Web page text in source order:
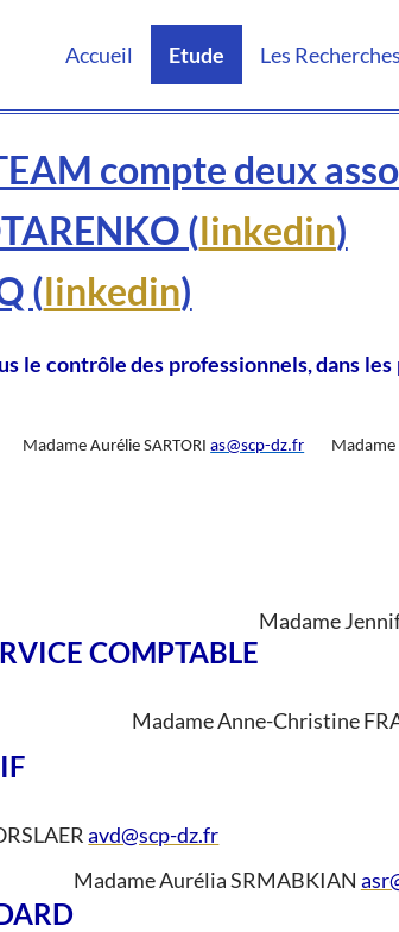
Accueil Etude Les Recherches
compte deux
(linkedin)
(linkedin)
le contrôle des professionnels, dans
Madame Aurélie SARTORIas@scp-dz.fr Madame
COMPTABLE
Madame
Madame Anne-Christine
avd@scp-dz.fr
Madame Aurélia SRMABKIAN